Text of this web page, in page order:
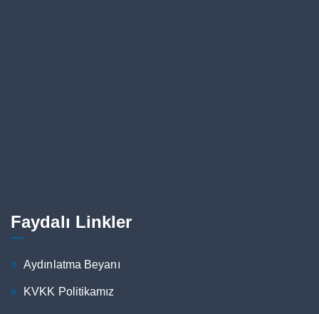
Faydalı Linkler
Aydınlatma Beyanı
KVKK Politikamız